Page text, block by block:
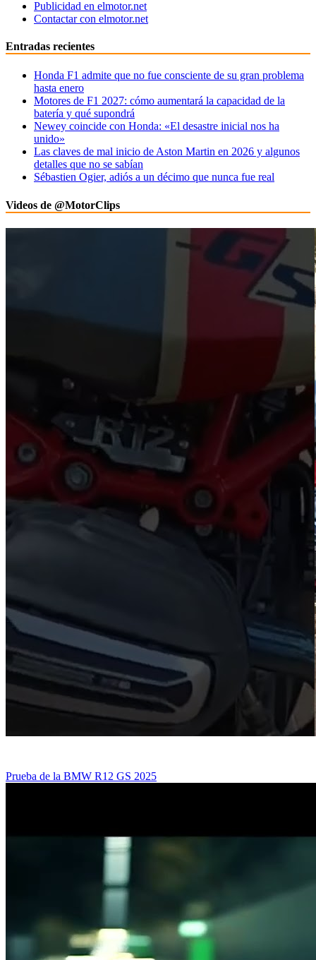
Publicidad en elmotor.net
Contactar con elmotor.net
Entradas recientes
Honda F1 admite que no fue consciente de su gran problema
hasta enero
Motores de F1 2027: cómo aumentará la capacidad de la
batería y qué supondrá
Newey coincide con Honda: «El desastre inicial nos ha
unido»
Las claves de mal inicio de Aston Martin en 2026 y algunos
detalles que no se sabían
Sébastien Ogier, adiós a un décimo que nunca fue real
Videos de @MotorClips
Prueba de la BMW R12 GS 2025